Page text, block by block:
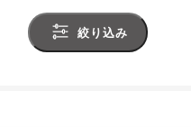
絞り込み